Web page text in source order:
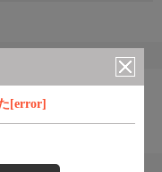
[error]